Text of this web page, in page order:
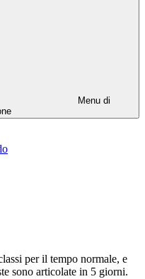
Menu di
per il tempo normale, e
sono articolate in 5 giorni.